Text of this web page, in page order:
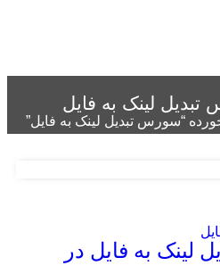
لینک به فایل
“سورس تبدیل لینک به فایل”
لینک به فایل در